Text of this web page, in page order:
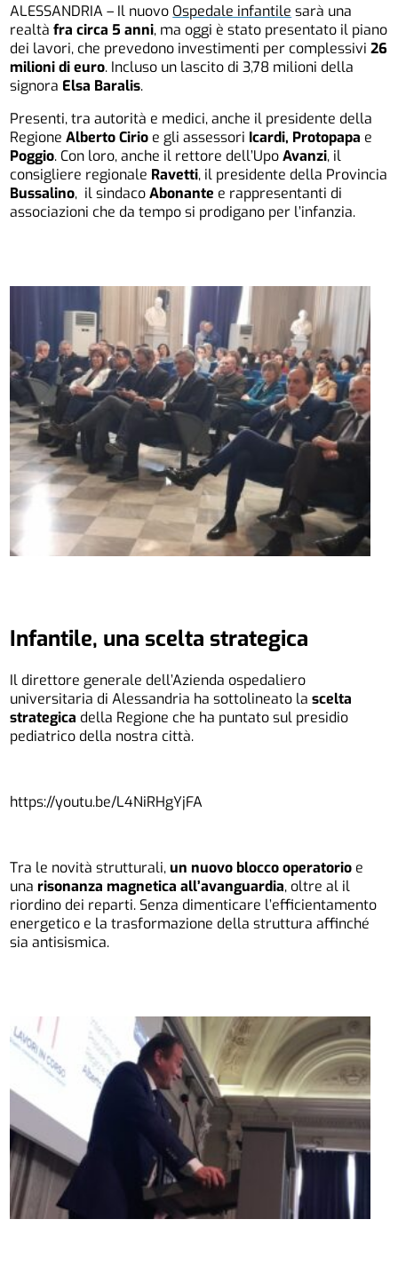
ALESSANDRIA – Il nuovo Ospedale infantile sarà una
realtà fra circa 5 anni, ma oggi è stato presentato il piano
dei lavori, che prevedono investimenti per complessivi26
milioni di euro. Incluso un lascito di 3,78 milioni della
signora Elsa Baralis.
Presenti, tra autorità e medici, anche il presidente della
RegioneAlberto Cirio e gli assessori Icardi, Protopapa e
Poggio. Con loro, anche il rettore dell’UpoAvanzi, il
consigliere regionale Ravetti, il presidente della Provincia
Bussalino, il sindacoAbonante e rappresentanti di
associazioni che da tempo si prodigano per l’infanzia.
Infantile, una scelta strategica
Il direttore generale dell’Azienda ospedaliero
universitaria di Alessandria ha sottolineato lascelta
strategica della Regione che ha puntato sul presidio
pediatrico della nostra città.
https://youtu.be/L4NiRHgYjFA
Tra le novità strutturali,un nuovo blocco operatorio e
unarisonanza magnetica all’avanguardia, oltre al il
riordino dei reparti. Senza dimenticare l’efficientamento
energetico e la trasformazione della struttura affinché
sia antisismica.